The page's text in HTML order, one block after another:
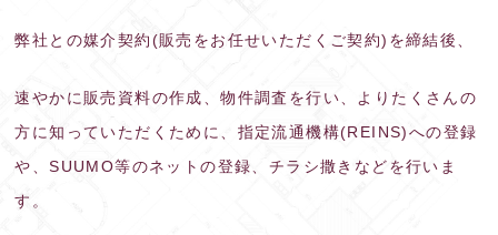
弊社との媒介契約(販売をお任せいただくご契約)を締結後、
速やかに販売資料の作成、物件調査を行い、よりたくさんの
方に知っていただくために、指定流通機構(REINS)への登録
や、SUUMO等のネットの登録、チラシ撒きなどを行いま
す。